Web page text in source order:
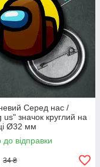
Серед нас /
us" значок круглий на
Ø32 мм
до відправки
34 ₴